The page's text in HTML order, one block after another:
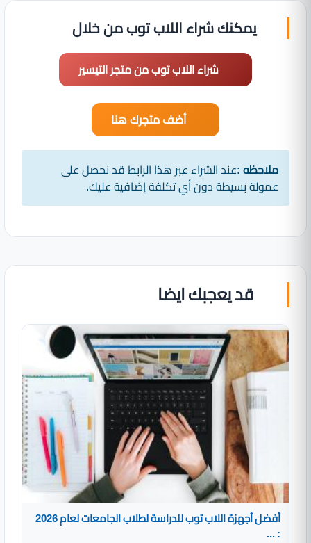
يمكنك شراء اللاب توب من خلال
شراء اللاب توب من متجر التيسير
أضف متجرك هنا
ملاحظه :عند الشراء عبر هذا الرابط قد نحصل على
عمولة بسيطة دون أي تكلفة إضافية عليك.
قد يعجبك ايضا
أفضل أجهزة اللاب توب للدراسة لطلاب الجامعات لعام 2026
: ...